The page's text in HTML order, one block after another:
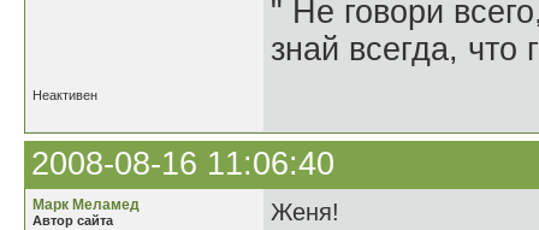
" Не говори
знай всегда, что
Неактивен
2008-08-16 11:06:40
Марк Меламед
Автор сайта
Женя!